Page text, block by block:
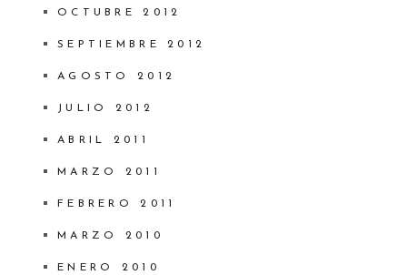
OCTUBRE 2012
SEPTIEMBRE 2012
AGOSTO 2012
JULIO 2012
ABRIL 2011
MARZO 2011
FEBRERO 2011
MARZO 2010
ENERO 2010